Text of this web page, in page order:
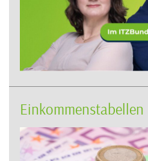
Einkommenstabellen